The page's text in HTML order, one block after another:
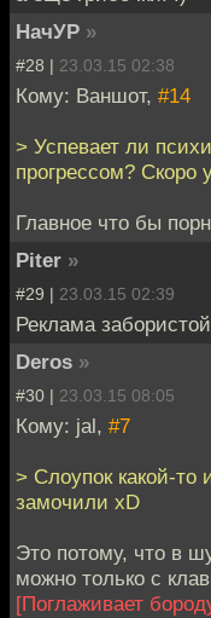
НачУР »
#28 | 23.03.15 02:38
Кому: Ваншот, #14
> Успевает ли
прогрессом? Скоро
Главное что бы
Piter »
#29 | 23.03.15 02:39
Реклама
Deros »
#30 | 23.03.15 08:05
Кому: jal, #7
> Слоупок какой-то
замочили xD
Это потому, что в
можно только с
[Поглаживает